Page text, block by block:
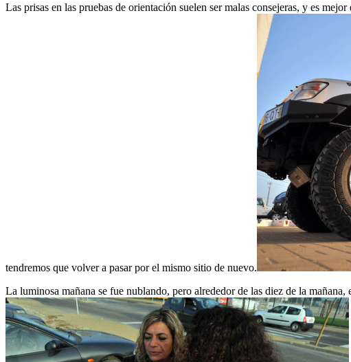
Las prisas en las pruebas de orientación suelen ser malas consejeras, y es
tendremos que volver a pasar por el mismo sitio de nuevo.
La luminosa mañana se fue nublando, pero alrededor de las diez de la